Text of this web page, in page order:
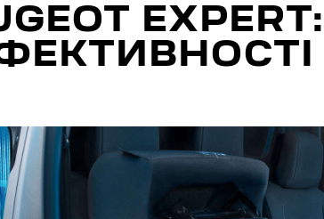
EXPERT: